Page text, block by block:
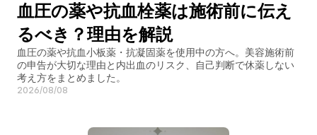
血圧の薬や抗血栓薬は施術前に伝え
るべき？理由を解説
血圧の薬や抗血小板薬・抗凝固薬を使用中の方へ。美容施術前
の申告が大切な理由と内出血のリスク、自己判断で休薬しない
考え方をまとめました。
2026/08/08